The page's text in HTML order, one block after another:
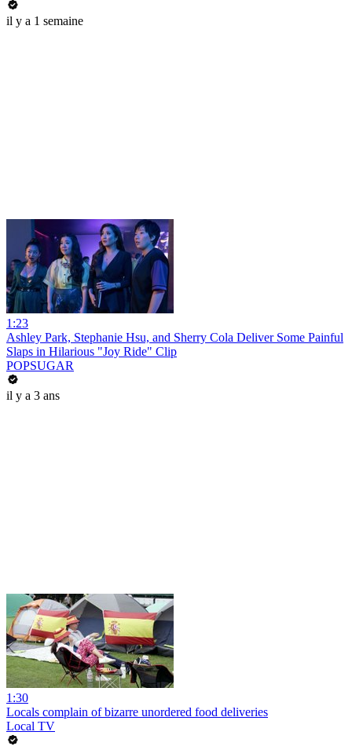
il y a 1 semaine
1:23
Ashley Park, Stephanie Hsu, and Sherry Cola Deliver Some Painful
Slaps in Hilarious "Joy Ride" Clip
POPSUGAR
il y a 3 ans
1:30
Locals complain of bizarre unordered food deliveries
Local TV